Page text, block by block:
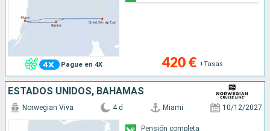
Pague en 4X 420 € +Tasas
ESTADOS UNIDOS, BAHAMAS
Norwegian Viva 4 d Miami 10/12/2027
Pensión completa